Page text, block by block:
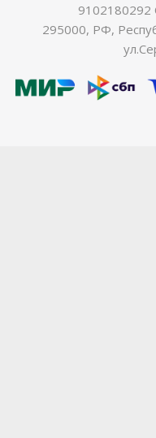
295000, РФ,